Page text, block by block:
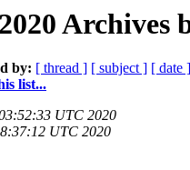
Archives
by: [ thread ] [ subject ] [ date ]
list...
UTC 2020
UTC 2020